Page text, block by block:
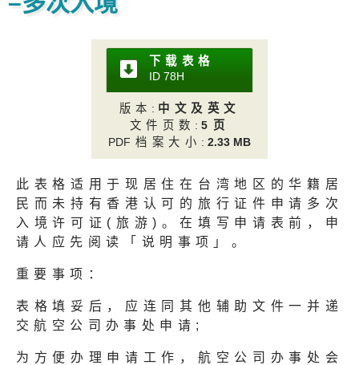
下载表格
ID 78H
版本 : 中文及英文
文件页数 :5页
PDF档案大小 : 2.33 MB
此表格适用于现居住在台湾地区的华籍居
民而未持有香港认可的旅行证件申请多次
入境许可证(旅游)。在填写申请表前，申
请人应先阅读「说明事项」。
重要事项：
表格填妥后，应连同其他辅助文件一并递
交航空公司办事处申请;
为方便办理申请工作，航空公司办事处会